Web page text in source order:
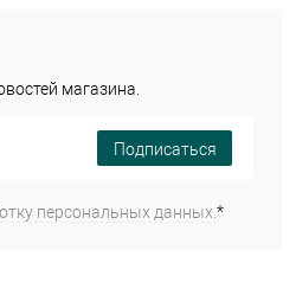
магазина.
Подписаться
персональных данных.*